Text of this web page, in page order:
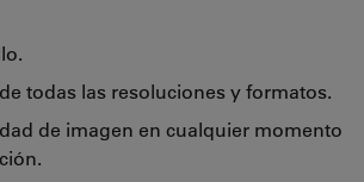
todas las resoluciones y formatos.
de imagen en cualquier momento